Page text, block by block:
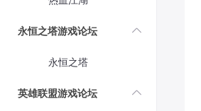
永恒之塔游戏论坛
永恒之塔
英雄联盟游戏论坛